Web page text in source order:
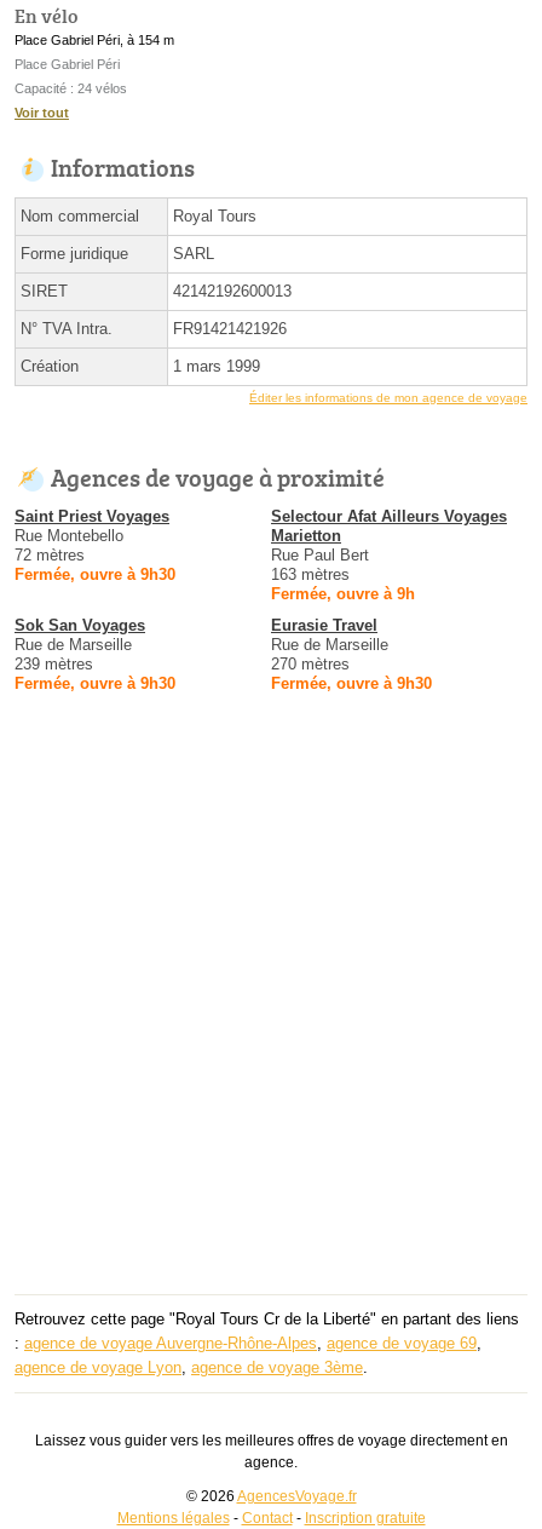
En vélo
Place Gabriel Péri, à 154 m
Place Gabriel Péri
Capacité : 24 vélos
Voir tout
Informations
Nom commercial Royal Tours
Forme juridique SARL
SIRET 42142192600013
N° TVA Intra. FR91421421926
Création 1 mars 1999
Éditer les informations de mon agence de voyage
Agences de voyage à proximité
Saint Priest Voyages
Rue Montebello
72 mètres
Fermée, ouvre à 9h30
Selectour Afat Ailleurs Voyages
Marietton
Rue Paul Bert
163 mètres
Fermée, ouvre à 9h
Sok San Voyages
Rue de Marseille
239 mètres
Fermée, ouvre à 9h30
Eurasie Travel
Rue de Marseille
270 mètres
Fermée, ouvre à 9h30
Retrouvez cette page "Royal Tours Cr de la Liberté" en partant des liens
: agence de voyage Auvergne-Rhône-Alpes agence de voyage 69
agence de voyage Lyon agence de voyage 3ème
Laissez vous guider vers les meilleures offres de voyage directement en
agence.
© 2026 AgencesVoyage.fr
Mentions légales- Contact- Inscription gratuite